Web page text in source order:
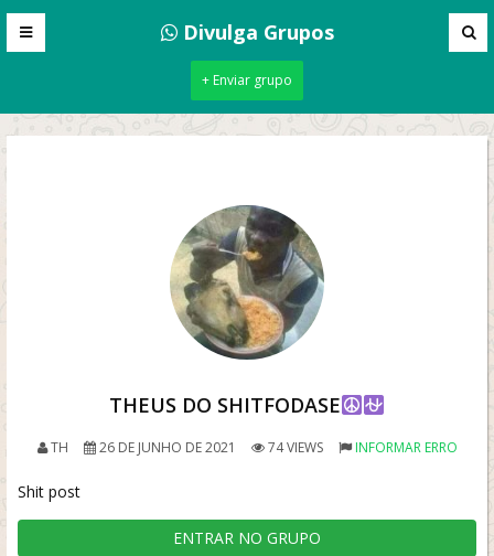
Divulga Grupos
+ Enviar grupo
THEUS DO SHITFODASE
TH 26 DE JUNHO DE 2021 74 VIEWS INFORMAR ERRO
Shit post
ENTRAR NO GRUPO